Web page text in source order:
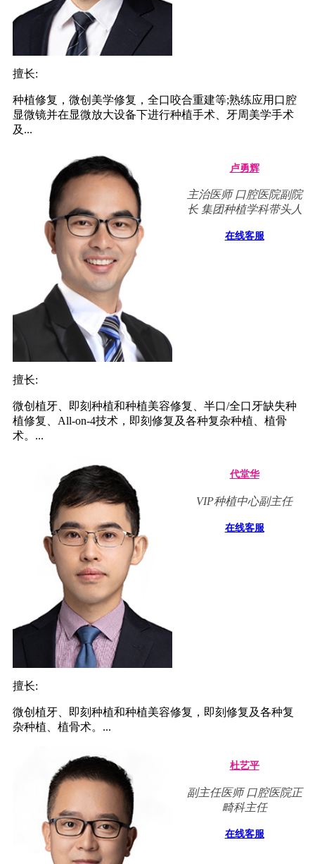
擅长:
种植修复，微创美学修复，全口咬合重建等;熟练应用口腔
显微镜并在显微放大设备下进行种植手术、牙周美学手术
及...
卢勇辉
主治医师 口腔医院副院
长 集团种植学科带头人
在线客服
擅长:
微创植牙、即刻种植和种植美容修复、半口/全口牙缺失种
植修复、All-on-4技术，即刻修复及各种复杂种植、植骨
术。...
代堂华
VIP种植中心副主任
在线客服
擅长:
微创植牙、即刻种植和种植美容修复，即刻修复及各种复
杂种植、植骨术。...
杜艺平
副主任医师 口腔医院正
畸科主任
在线客服